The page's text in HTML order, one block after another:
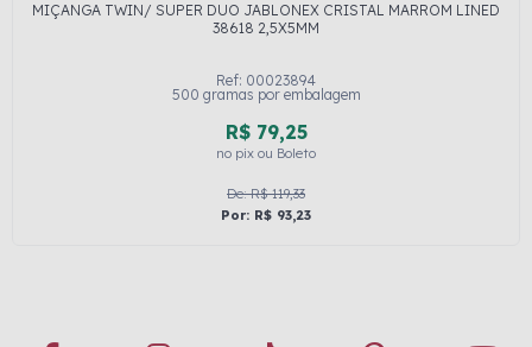
MIÇANGA TWIN/ SUPER DUO JABLONEX CRISTAL MARROM LINED
38618 2,5X5MM
Ref: 00023894
500 gramas por embalagem
R$ 79,25
no pix ou Boleto
De: R$ 119,33
Por: R$ 93,23